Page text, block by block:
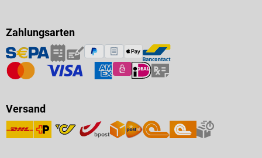
Zahlungsarten
Versand